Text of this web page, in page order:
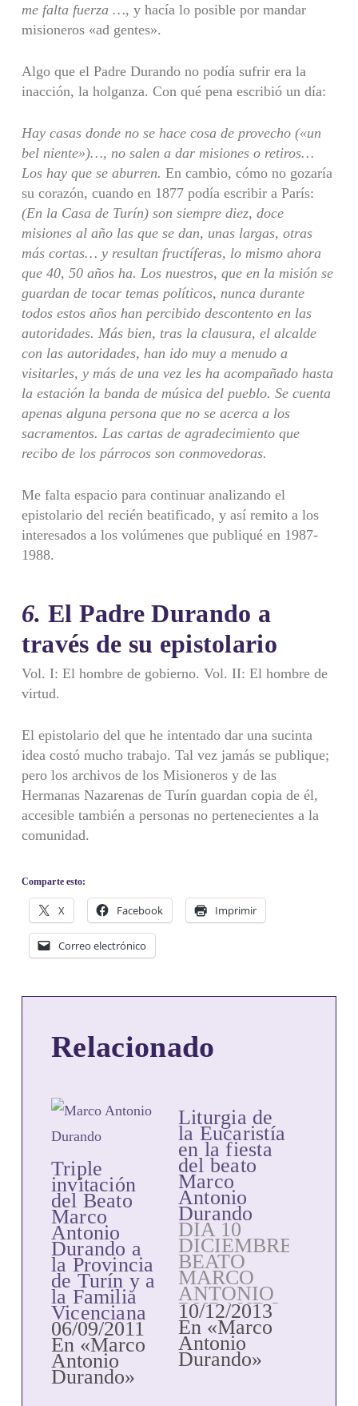
me falta fuerza …, y hacía lo posible por mandar
misioneros «ad gentes».
Algo que el Padre Durando no podía sufrir era la
inacción, la holganza. Con qué pena escribió un día:
Hay casas donde no se hace cosa de provecho («un
bel niente»)…, no salen a dar misiones o retiros…
Los hay que se aburren. En cambio, cómo no gozaría
su corazón, cuando en 1877 podía escribir a París:
(En la Casa de Turín) son siempre diez, doce
misiones al año las que se dan, unas largas, otras
más cortas… y resultan fructíferas, lo mismo ahora
que 40, 50 años ha. Los nuestros, que en la misión se
guardan de tocar temas políticos, nunca durante
todos estos años han percibido descontento en las
autoridades. Más bien, tras la clausura, el alcalde
con las autoridades, han ido muy a menudo a
visitarles, y más de una vez les ha acompañado hasta
la estación la banda de música del pueblo. Se cuenta
apenas alguna persona que no se acerca a los
sacramentos. Las cartas de agradecimiento que
recibo de los párrocos son conmovedoras.
Me falta espacio para continuar analizando el
epistolario del recién beatificado, y así remito a los
interesados a los volúmenes que publiqué en 1987-
1988.
6. El Padre Durando a
través de su epistolario
Vol. I: El hombre de gobierno. Vol. II: El hombre de
virtud.
El epistolario del que he intentado dar una sucinta
idea costó mucho trabajo. Tal vez jamás se publique;
pero los archivos de los Misioneros y de las
Hermanas Nazarenas de Turín guardan copia de él,
accesible también a personas no pertenecientes a la
comunidad.
Comparte esto:
X Facebook Imprimir
Correo electrónico
Relacionado
Triple
invitación
del Beato
Marco
Antonio
Durando a
la Provincia
de Turín y a
la Familia
Vicenciana
06/09/2011
En «Marco
Antonio
Durando»
Liturgia de
la Eucaristía
en la fiesta
del beato
Marco
Antonio
Durando
DÍA 10
DICIEMBRE
BEATO
MARCO
ANTONIO
DURANDO
Presbítero,
Memoria El
bienaventurado
Marco
10/12/2013
En «Marco
Antonio
Durando»